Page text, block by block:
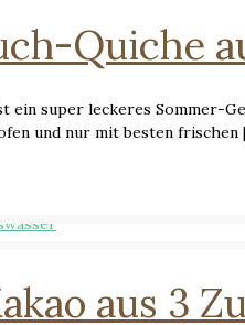
Quiche
ein super leckeres Sommer-
und nur mit besten frischen
aus 3